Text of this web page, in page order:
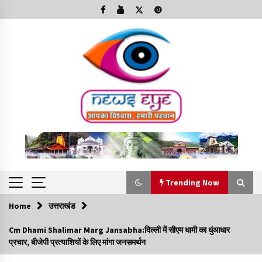
to
Trending Now
Trending Now
Minorities Rights Day : विश्व अल्पसंख्यक अधिकार दिवस
कार्यक्रम में शामिल हुए सीएम,आधुनिक मदरसों का नाम अब्दुल कलाम के नाम
Home उत्तराखंड
Cm Dhami Shalimar Marg Jansabha:दिल्ली में सीएम धामी का धुंआधार
प्रचार, बीजेपी प्रत्याशियों के लिए मांगा जनसमर्थन